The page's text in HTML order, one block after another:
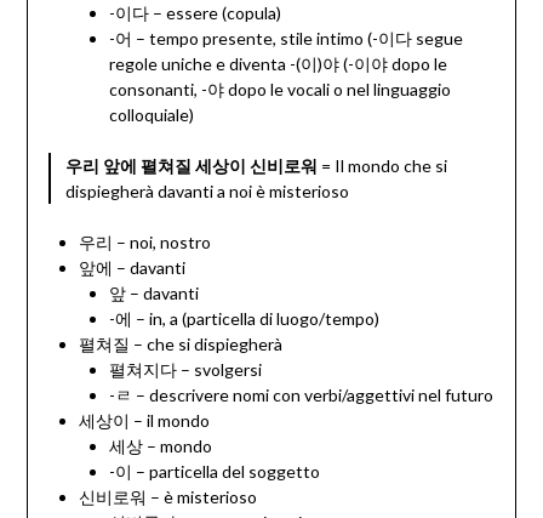
-이다 – essere (copula)
-어 – tempo presente, stile intimo (-이다 segue
regole uniche e diventa -(이)야 (-이야 dopo le
consonanti, -야 dopo le vocali o nel linguaggio
colloquiale)
우리 앞에 펼쳐질 세상이 신비로워 = Il mondo che si
dispiegherà davanti a noi è misterioso
우리 – noi, nostro
앞에 – davanti
앞 – davanti
-에 – in, a (particella di luogo/tempo)
펼쳐질 – che si dispiegherà
펼쳐지다 – svolgersi
-ㄹ – descrivere nomi con verbi/aggettivi nel futuro
세상이 – il mondo
세상 – mondo
-이 – particella del soggetto
신비로워 – è misterioso